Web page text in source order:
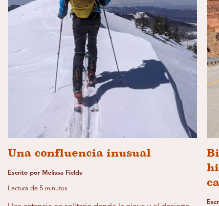
Una confluencia inusual
Escrito por Melissa Fields
Lectura de 5 minutos